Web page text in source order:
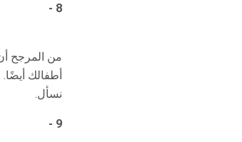
8 -
من المرجح
أطفالك
نسأل.
9 -